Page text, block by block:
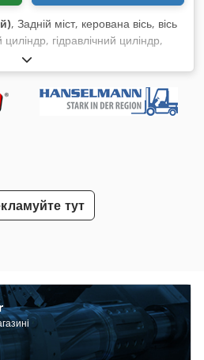
, Задній міст, керована вісь, вісь
гідравлічний циліндр,
шток, натискний шток,
- Гідравлічний циліндр: циліндр
мм - Поршневий шток: Ø 20 мм /
мм Cjdpfx Acov Tla Reterf -
тут